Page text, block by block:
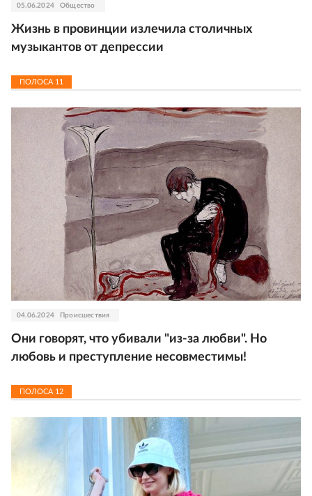
05.06.2024 Общество
Жизнь в провинции излечила столичных
музыкантов от депрессии
ПОЛОСА 11
04.06.2024 Происшествия
Они говорят, что убивали "из-за любви". Но
любовь и преступление несовместимы!
ПОЛОСА 12